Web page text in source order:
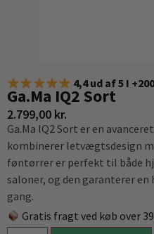
4,4 ud af 5 I
Ga.Ma IQ2 Sort
2.799,00 kr.
Ga.Ma IQ2 Sort er en
kombinerer letvægtsdesign
føntørrer er perfekt til både
saloner, og den garanterer
gang.
Gratis fragt ved køb over